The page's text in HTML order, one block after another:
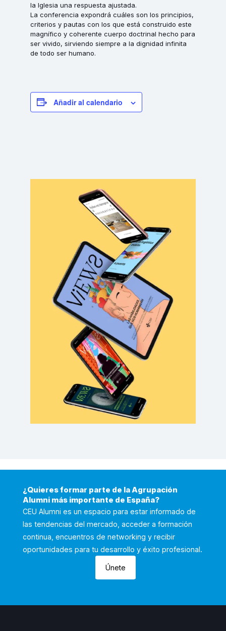
la Iglesia una respuesta ajustada.
La conferencia expondrá cuáles son los principios,
criterios y pautas con los que está construido este
magnífico y coherente cuerpo doctrinal hecho para
ser vivido, sirviendo siempre a la dignidad infinita
de todo ser humano.
Añadir al calendario
¿Quieres formar parte de la Agrupación
Alumni más importante de España?
CEU Alumni es un espacio para estar informado de
las tendencias del mercado, acceder a formación
continua, encuentros de networking y recibir
oportunidades para tu desarrollo y éxito profesional.
Únete